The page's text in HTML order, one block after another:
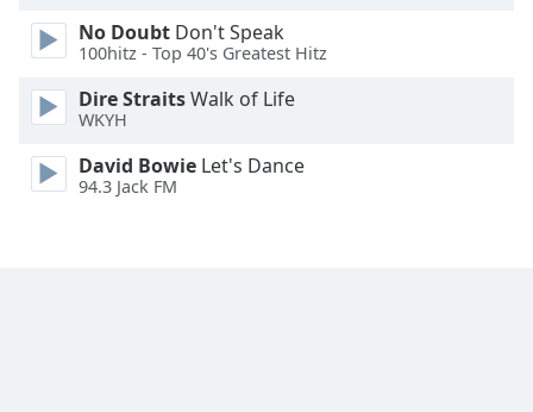
Size
Text
Edge
Style
No Doubt Don't Speak
100hitz - Top 40's Greatest Hitz
Dire StraitsWalk of Life
WKYH
David Bowie Let's Dance
94.3 Jack FM